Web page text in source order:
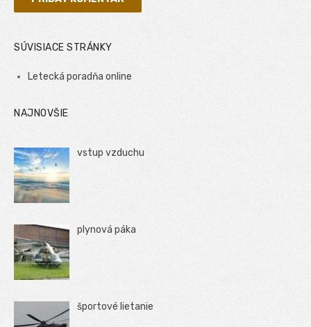
SÚVISIACE STRÁNKY
Letecká poradňa online
NAJNOVŠIE
vstup vzduchu
plynová páka
športové lietanie